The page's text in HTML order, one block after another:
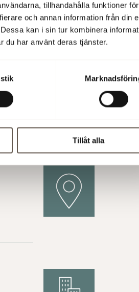
tillhandahålla funktioner för
och annan information från din
kan i sin tur kombinera
du har använt deras tjänster.
Tillåt alla